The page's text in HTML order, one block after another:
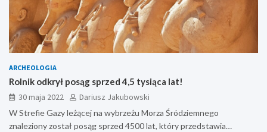
ARCHEOLOGIA
Rolnik odkrył posąg sprzed 4,5 tysiąca lat!
30 maja 2022
Dariusz Jakubowski
W Strefie Gazy leżącej na wybrzeżu Morza Śródziemnego
znaleziony został posąg sprzed 4500 lat, który przedstawia…